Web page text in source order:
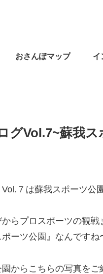
おさんぽマップ イ
グVol.7~蘇我
７は蘇我スポーツ公
らプロスポーツの観
ーツ公園』なんですね
からこちらの写真をご